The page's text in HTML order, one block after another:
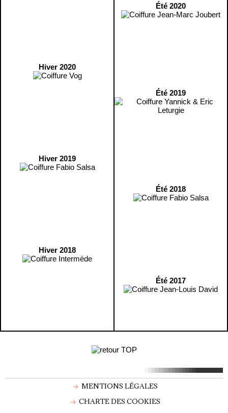
Hiver 2020
Hiver 2019
Hiver 2018
Été 2020
Été 2019
Été 2018
Été 2017
MENTIONS LÉGALES
CHARTE DES COOKIES